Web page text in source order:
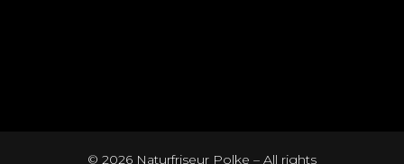
© 2026 Naturfriseur Polke – All rights